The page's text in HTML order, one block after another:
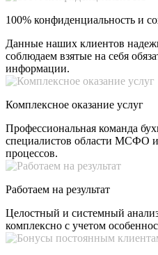
100% конфиденциальность и
Данные наших клиентов
соблюдаем взятые на себя
информации.
Комплексное оказание услуг
Профессиональная команда
специалистов области МСФО
процессов.
Работаем на результат
Целостный и системный
комплексно с учетом